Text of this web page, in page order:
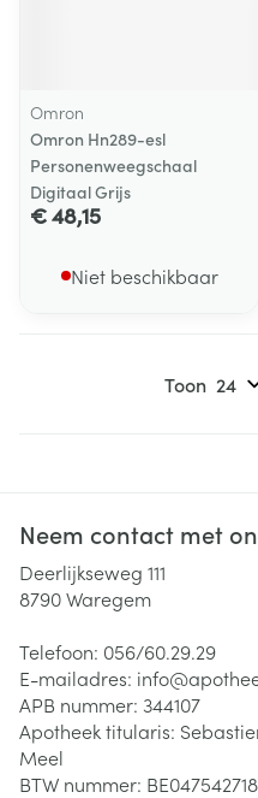
Omron
Omron Hn289-esl
Personenweegschaal
Digitaal Grijs
€ 48,15
Niet beschikbaar
Toon
Neem contact met
Deerlijkseweg 111
8790Waregem
Telefoon: 056/60.29.29
E-mailadres: info@
APB nummer: 344107
Apotheek titularis:
Meel
BTW nummer: